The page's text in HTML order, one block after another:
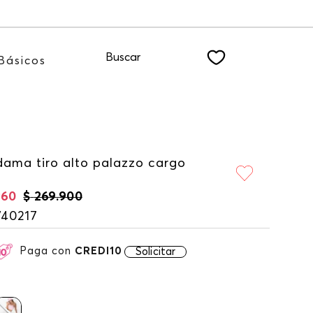
NEWSLETTER
Básicos Buscar
tiro alto palazzo cargo
$ 269.900
Paga con CREDI10 Solicitar